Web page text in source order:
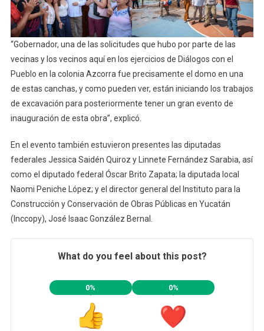
“Gobernador, una de las solicitudes que hubo por parte de las
vecinas y los vecinos aquí en los ejercicios de Diálogos con el
Pueblo en la colonia Azcorra fue precisamente el domo en una
de estas canchas, y como pueden ver, están iniciando los trabajos
de excavación para posteriormente tener un gran evento de
inauguración de esta obra”, explicó.
En el evento también estuvieron presentes las diputadas
federales Jessica Saidén Quiroz y Linnete Fernández Sarabia, así
como el diputado federal Óscar Brito Zapata; la diputada local
Naomi Peniche López; y el director general del Instituto para la
Construcción y Conservación de Obras Públicas en Yucatán
(Inccopy), José Isaac González Bernal.
What do you feel about this post?
0% 0%